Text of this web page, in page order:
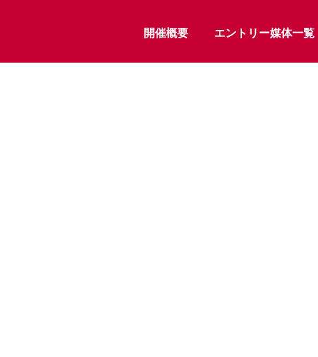
開催概要 エントリー媒体一覧